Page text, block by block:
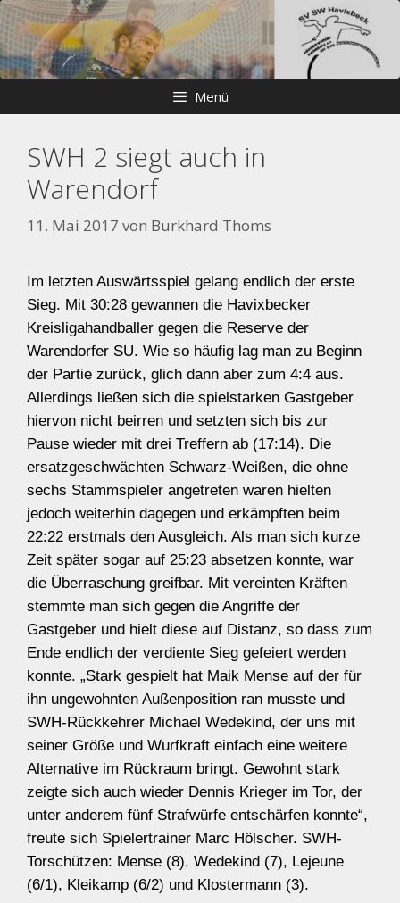
Zum
Inhalt
springen
Skip
to
content
Menü
SWH 2 siegt auch in
Warendorf
11. Mai 2017 von Burkhard Thoms
Im letzten Auswärtsspiel gelang endlich der erste
Sieg. Mit 30:28 gewannen die Havixbecker
Kreisligahandballer gegen die Reserve der
Warendorfer SU. Wie so häufig lag man zu Beginn
der Partie zurück, glich dann aber zum 4:4 aus.
Allerdings ließen sich die spielstarken Gastgeber
hiervon nicht beirren und setzten sich bis zur
Pause wieder mit drei Treffern ab (17:14). Die
ersatzgeschwächten Schwarz-Weißen, die ohne
sechs Stammspieler angetreten waren hielten
jedoch weiterhin dagegen und erkämpften beim
22:22 erstmals den Ausgleich. Als man sich kurze
Zeit später sogar auf 25:23 absetzen konnte, war
die Überraschung greifbar. Mit vereinten Kräften
stemmte man sich gegen die Angriffe der
Gastgeber und hielt diese auf Distanz, so dass zum
Ende endlich der verdiente Sieg gefeiert werden
konnte. „Stark gespielt hat Maik Mense auf der für
ihn ungewohnten Außenposition ran musste und
SWH-Rückkehrer Michael Wedekind, der uns mit
seiner Größe und Wurfkraft einfach eine weitere
Alternative im Rückraum bringt. Gewohnt stark
zeigte sich auch wieder Dennis Krieger im Tor, der
unter anderem fünf Strafwürfe entschärfen konnte“,
freute sich Spielertrainer Marc Hölscher. SWH-
Torschützen: Mense (8), Wedekind (7), Lejeune
(6/1), Kleikamp (6/2) und Klostermann (3).